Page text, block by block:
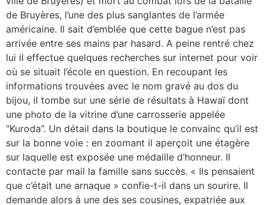
de Bruyères, l’une des plus sanglantes de l’armée
américaine. Il sait d’emblée que cette bague n’est pas
arrivée entre ses mains par hasard. A peine rentré chez
lui il effectue quelques recherches sur internet pour voir
où se situait l’école en question. En recoupant les
informations trouvées avec le nom gravé au dos du
bijou, il tombe sur une série de résultats à Hawaï dont
une photo de la vitrine d’une carrosserie appelée
“Kuroda”. Un détail dans la boutique le convainc qu’il est
sur la bonne voie : en zoomant il aperçoit une étagère
sur laquelle est exposée une médaille d’honneur. Il
contacte par mail la famille sans succès. « Ils pensaient
que c’était une arnaque » confie-t-il dans un sourire. Il
demande alors à une des ses cousines, expatriée aux